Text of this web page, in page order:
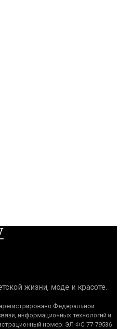
жизни, моде и красоте.
Федеральной
информационных технологий и
номер: ЭЛ ФС 77-79536